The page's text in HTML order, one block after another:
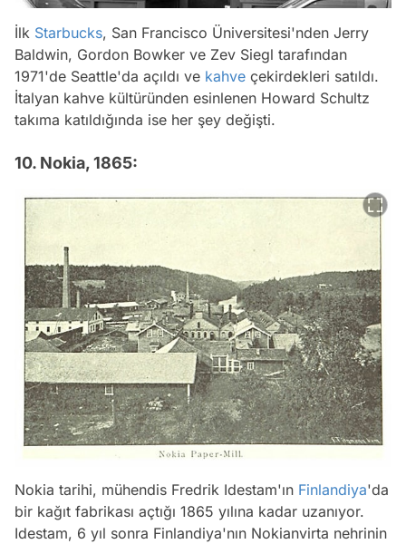
İlk Starbucks, San Francisco Üniversitesi'nden Jerry
Baldwin, Gordon Bowker ve Zev Siegl tarafından
1971'de Seattle'da açıldı ve kahve çekirdekleri satıldı.
İtalyan kahve kültüründen esinlenen Howard Schultz
takıma katıldığında ise her şey değişti.
10. Nokia, 1865:
Nokia tarihi, mühendis Fredrik Idestam'ın Finlandiya'da
bir kağıt fabrikası açtığı 1865 yılına kadar uzanıyor.
Idestam, 6 yıl sonra Finlandiya'nın Nokianvirta nehrinin